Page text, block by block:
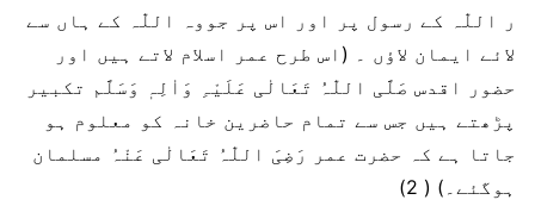
ر اللّٰہ کے رسول پر اور اس پر جووہ اللّٰہ کے ہاں سے
لائے ایمان لاؤں ۔ (اس طرح عمر اسلام لاتے ہیں اور
حضور اقدس صَلَّی اللّٰہُ تَعَالٰی عَلَیْہِ وَاٰلِہٖ وَسَلَّم تکبیر
پڑھتے ہیں جس سے تمام حاضرین خانہ کو معلوم ہو
جاتا ہے کہ حضرت عمر رَضِیَ اللّٰہُ تَعَالٰی عَنْہُ مسلمان
ہوگئے۔) ( 2)